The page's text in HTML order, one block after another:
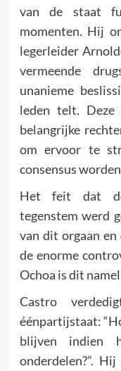
van de staat
momenten. Hij
legerleider
vermeende
unanieme
leden telt.
belangrijke
om ervoor te
consensus
Het feit dat
tegenstem werd
van dit orgaan
de enorme
Ochoa is dit
Castro
éénpartijstaat:
blijven indien
onderdelen?”.